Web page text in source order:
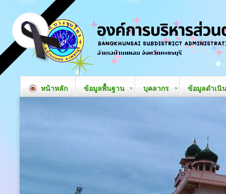
หน้าหลัก ข้อมูลพื้นฐาน บุคลากร ข้อมูลดำเนิ